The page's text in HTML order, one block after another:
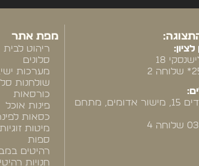
18
רח' המייסדים 15, מישור אדומים, מתחם
4
מפת אתר
ריהוט לבית
סלונים
מערכות
שולחנות
כורסאות
פינות אוכל
כסאות
מיטות זוגיות
ספות
רהיטים
חנויות